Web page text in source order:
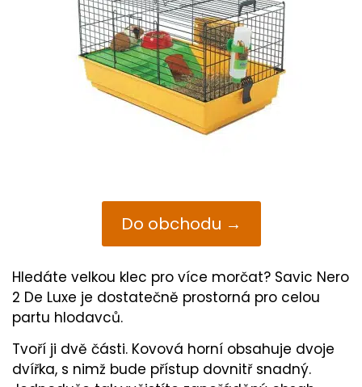
Do obchodu →
Hledáte velkou klec pro více morčat? Savic Nero
2 De Luxe je dostatečně prostorná pro celou
partu hlodavců.
Tvoří ji dvě části. Kovová horní obsahuje dvoje
dvířka, s nimž bude přístup dovnitř snadný.